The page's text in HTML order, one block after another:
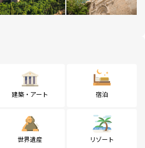
建築・アート 宿泊
世界遺産 リゾート